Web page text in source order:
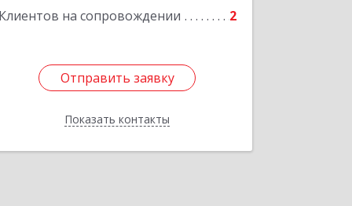
Клиентов на сопровождении 2
Отправить заявку
Показать контакты
Отправить заявку
Назад